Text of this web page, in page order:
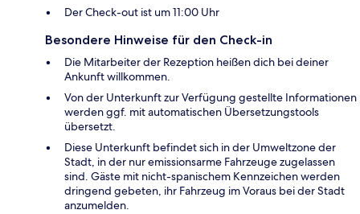
Der Check-out ist um 11:00 Uhr
Besondere Hinweise für den Check-in
Die Mitarbeiter der Rezeption heißen dich bei deiner
Ankunft willkommen.
Von der Unterkunft zur Verfügung gestellte Informationen
werden ggf. mit automatischen Übersetzungstools
übersetzt.
Diese Unterkunft befindet sich in der Umweltzone der
Stadt, in der nur emissionsarme Fahrzeuge zugelassen
sind. Gäste mit nicht-spanischem Kennzeichen werden
dringend gebeten, ihr Fahrzeug im Voraus bei der Stadt
anzumelden.